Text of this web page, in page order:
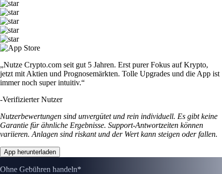
„Nutze Crypto.com seit gut 5 Jahren. Erst purer Fokus auf Krypto,
jetzt mit Aktien und Prognosemärkten. Tolle Upgrades und die App ist
immer noch super intuitiv.“
-Verifizierter Nutzer
Nutzerbewertungen sind unvergütet und rein individuell. Es gibt keine
Garantie für ähnliche Ergebnisse. Support-Antwortzeiten können
variieren. Anlagen sind riskant und der Wert kann steigen oder fallen.
App herunterladen
Ohne Gebühren handeln*